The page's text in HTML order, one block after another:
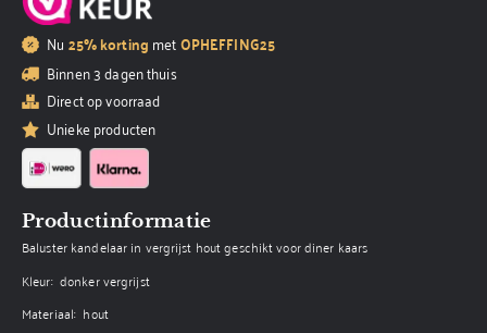
Nu 25% korting metOPHEFFING25
Binnen 3 dagen thuis
Direct op voorraad
Unieke producten
Productinformatie
Baluster kandelaar in vergrijst hout geschikt voor diner kaars
Kleur: donker vergrijst
Materiaal: hout